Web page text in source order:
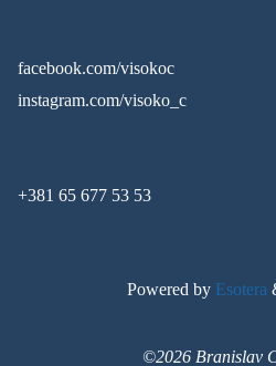
facebook.com/visokoc
instagram.com/visoko_c
+381 65 677 53 53
Powered byEsotera
©2026 Branislav